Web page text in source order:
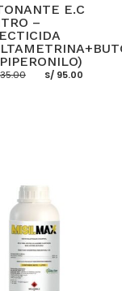
E.C
–
El
precio
S/95.00